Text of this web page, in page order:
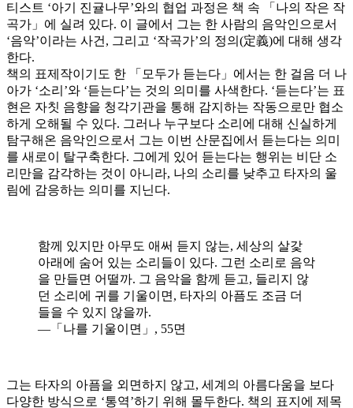
티스트 ‘아기 진귤나무’와의 협업 과정은 책 속 「나의 작은 작
곡가」에 실려 있다. 이 글에서 그는 한 사람의 음악인으로서
‘음악’이라는 사건, 그리고 ‘작곡가’의 정의(定義)에 대해 생각
한다.
책의 표제작이기도 한 「모두가 듣는다」에서는 한 걸음 더 나
아가 ‘소리’와 ‘듣는다’는 것의 의미를 사색한다. ‘듣는다’는 표
현은 자칫 음향을 청각기관을 통해 감지하는 작동으로만 협소
하게 오해될 수 있다. 그러나 누구보다 소리에 대해 신실하게
탐구해온 음악인으로서 그는 이번 산문집에서 듣는다는 의미
를 새로이 탈구축한다. 그에게 있어 듣는다는 행위는 비단 소
리만을 감각하는 것이 아니라, 나의 소리를 낮추고 타자의 울
림에 감응하는 의미를 지닌다.
함께 있지만 아무도 애써 듣지 않는, 세상의 살갗
아래에 숨어 있는 소리들이 있다. 그런 소리로 음악
을 만들면 어떨까. 그 음악을 함께 듣고, 들리지 않
던 소리에 귀를 기울이면, 타자의 아픔도 조금 더
들을 수 있지 않을까.
―「나를 기울이면」, 55면
그는 타자의 아픔을 외면하지 않고, 세계의 아름다움을 보다
다양한 방식으로 ‘통역’하기 위해 몰두한다. 책의 표지에 제목